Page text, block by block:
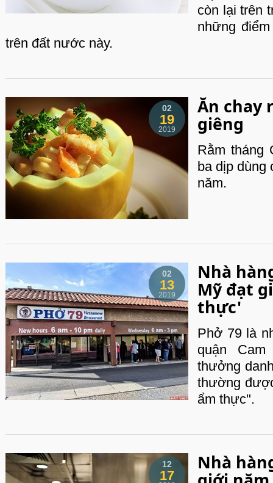
còn lại trên
những
trên đất nước này.
02
19
2019
Ăn chay
giêng
Rằm tháng
ba dịp dùng
năm.
02
13
2019
Nhà
Mỹ đạt
thực'
Phở 79 là
quận
thưởng
thường
ẩm thực".
12
17
Nhà